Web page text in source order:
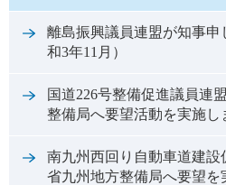
離島振興議員連盟が知事
和3年11月）
国道226号整備促進議員連
整備局へ要望活動を実施し
南九州西回り自動車道建設
省九州地方整備局へ要望